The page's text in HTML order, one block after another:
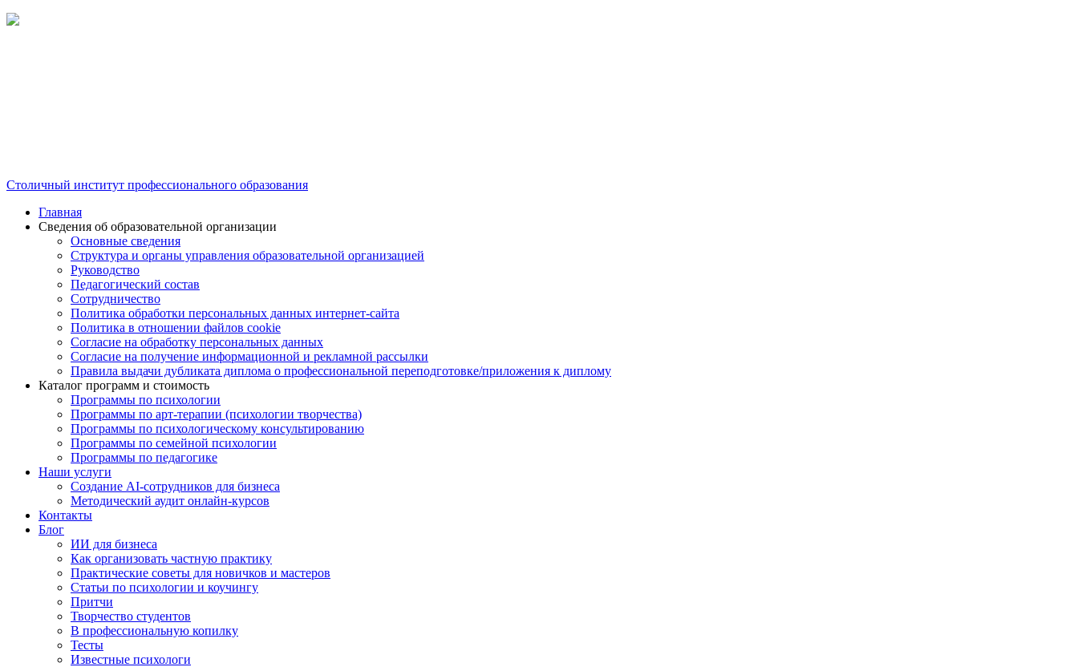
Столичный институт профессионального образования
Главная
Сведения об образовательной организации
Основные сведения
Структура и органы управления образовательной организацией
Руководство
Педагогический состав
Сотрудничество
Политика обработки персональных данных интернет-сайта
Политика в отношении файлов cookie
Согласие на обработку персональных данных
Согласие на получение информационной и рекламной рассылки
Правила выдачи дубликата диплома о профессиональной переподготовке/приложения к диплому
Каталог программ и стоимость
Программы по психологии
Программы по арт-терапии (психологии творчества)
Программы по психологическому консультированию
Программы по семейной психологии
Программы по педагогике
Наши услуги
Создание AI-сотрудников для бизнеса
Методический аудит онлайн-курсов
Контакты
Блог
ИИ для бизнеса
Как организовать частную практику
Практические советы для новичков и мастеров
Статьи по психологии и коучингу
Притчи
Творчество студентов
В профессиональную копилку
Тесты
Известные психологи